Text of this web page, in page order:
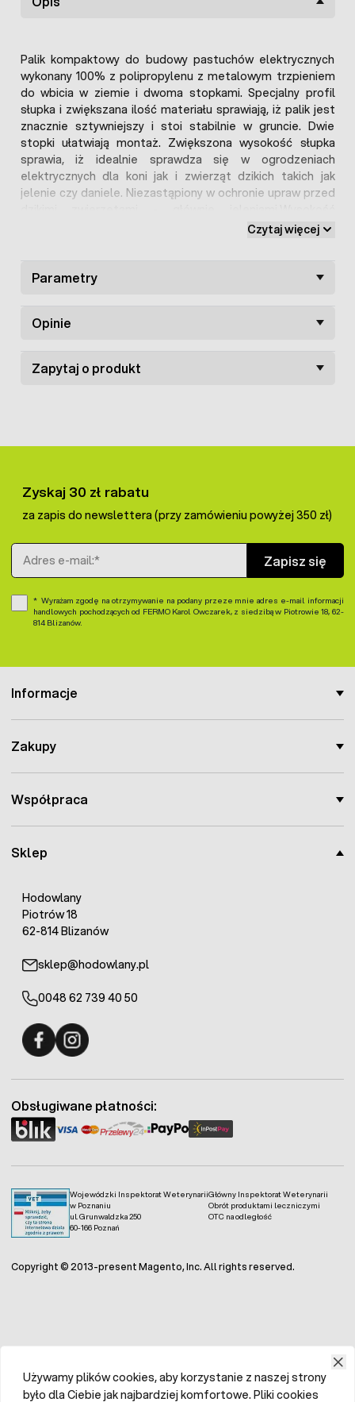
Palik kompaktowy do budowy pastuchów elektrycznych
wykonany 100% z polipropylenu z metalowym trzpieniem
do wbicia w ziemie i dwoma stopkami. Specjalny profil
słupka i zwiększana ilość materiału sprawiają, iż palik jest
znacznie sztywniejszy i stoi stabilnie w gruncie. Dwie
stopki ułatwiają montaż. Zwiększona wysokość słupka
sprawia, iż idealnie sprawdza się w ogrodzeniach
elektrycznych dla koni jak i zwierząt dzikich takich jak
jelenie czy daniele. Niezastąpiony w ochronie upraw przed
całkowita: 154cmWzmocnione mocowanie - szybki montaż:
Czytaj więcej
Parametry
Opinie
Zapytaj o produkt
Sklep
Hodowlany
Piotrów 18
62-814 Blizanów
sklep@hodowlany.pl
0048 62 739 40 50
Informacje
Zakupy
Współpraca
Zyskaj 30 zł rabatu
za zapis do newslettera (przy zamówieniu powyżej 350 zł)
Adres e-mail
Zapisz się
Wyrażam zgodę na otrzymywanie na podany przeze mnie adres e-mail informacji
handlowych pochodzących od FERMO Karol Owczarek, z siedzibą w Piotrowie 18, 62-
814 Blizanów.
Wojewódzki Inspektorat Weterynarii
w Poznaniu
ul. Grunwaldzka 250
60-166 Poznań
Główny Inspektorat Weterynarii
Obrót produktami leczniczymi
OTC na odległość
Obsługiwane płatności:
Copyright © 2013-present Magento, Inc. All rights reserved.
Używamy plików cookies, aby korzystanie z naszej strony
było dla Ciebie jak najbardziej komfortowe. Pliki cookies